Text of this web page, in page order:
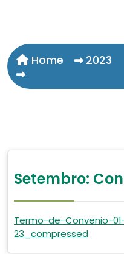
Home 2023
Setembro:
Termo-de-Convenio-
23_compressed